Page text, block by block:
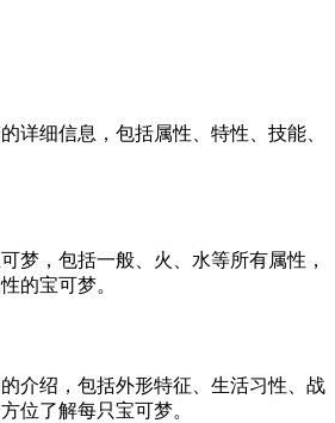
详细信息，包括属性、特性、技能、
梦，包括一般、火、水等所有属性，
的宝可梦。
介绍，包括外形特征、生活习性、战
位了解每只宝可梦。